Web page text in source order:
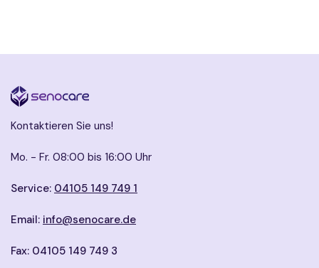
Kontaktieren Sie uns!
Mo. - Fr. 08:00 bis 16:00 Uhr
Service: 04105 149 749 1
Email: info@senocare.de
Fax: 04105 149 749 3